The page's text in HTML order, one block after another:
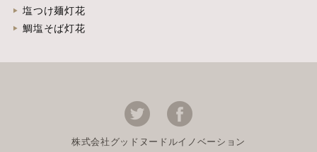
塩つけ麺灯花
鯛塩そば灯花
株式会社グッドヌードルイノベーション